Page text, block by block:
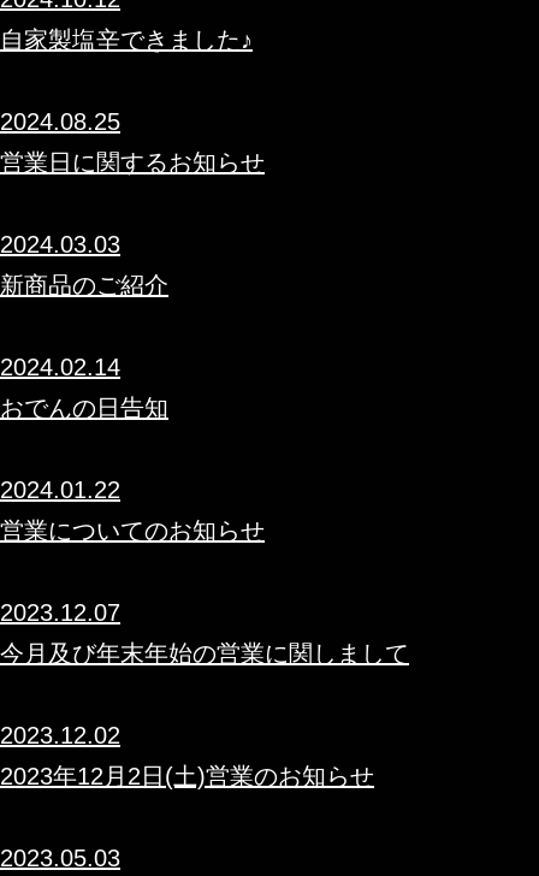
自家製塩辛できました♪
2024.08.25
営業日に関するお知らせ
2024.03.03
新商品のご紹介
2024.02.14
おでんの日告知
2024.01.22
営業についてのお知らせ
2023.12.07
今月及び年末年始の営業に関しまして
2023.12.02
2023年12月2日(土)営業のお知らせ
2023.05.03